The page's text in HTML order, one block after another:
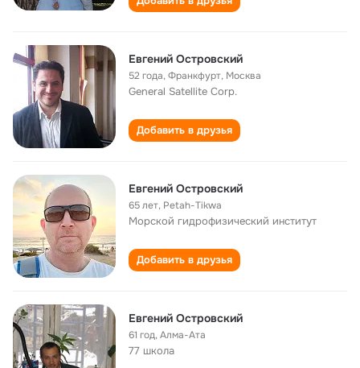
Евгений Островский
52 года,Франкфурт, Москва
General Satellite Corp.
Добавить в друзья
Евгений Островский
65 лет, Petah-Tikwa
Морской гидрофизический институт
Добавить в друзья
Евгений Островский
61 год,Алма-Ата
77 школа